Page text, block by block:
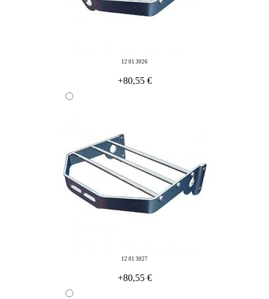
12 01 3026
+80,55 €
12 01 3027
+80,55 €